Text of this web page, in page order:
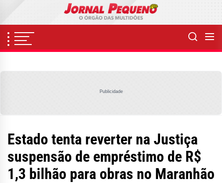
content
Publicidade
Estado tenta reverter na Justiça
suspensão de empréstimo de R$
1,3 bilhão para obras no Maranhão